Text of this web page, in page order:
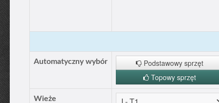
Automatyczny wybór
Podstawowy sprzęt
Topowy sprzęt
Wieże